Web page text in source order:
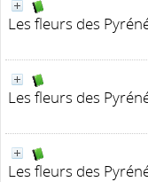
Les fleurs des
Les fleurs des
Les fleurs des